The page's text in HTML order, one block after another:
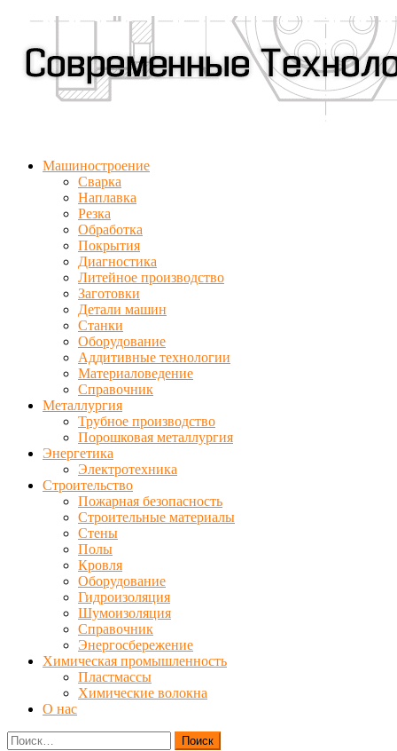
Машиностроение
Сварка
Наплавка
Резка
Обработка
Покрытия
Диагностика
Литейное производство
Заготовки
Детали машин
Станки
Оборудование
Аддитивные технологии
Материаловедение
Справочник
Металлургия
Трубное производство
Порошковая металлургия
Энергетика
Электротехника
Строительство
Пожарная безопасность
Строительные материалы
Стены
Полы
Кровля
Оборудование
Гидроизоляция
Шумоизоляция
Справочник
Энергосбережение
Химическая промышленность
Пластмассы
Химические волокна
О нас
Найти: